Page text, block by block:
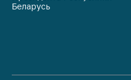
распространения
обслуживания
Беларусь